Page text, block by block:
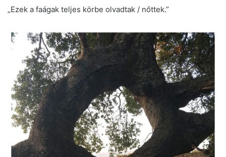
„Ezek a faágak teljes körbe olvadtak / nőttek.”